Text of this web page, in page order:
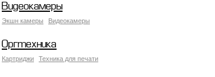
Видеокамеры
Экшн камеры Видеокамеры
Оргтехника
Картриджи Техника для печати